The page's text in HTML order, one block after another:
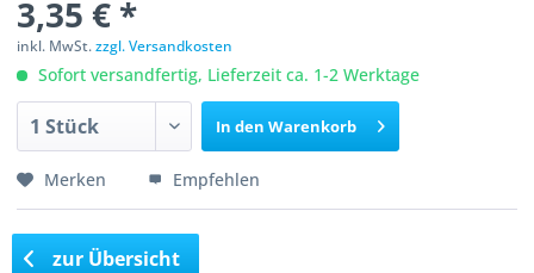
3,35 € *
inkl. MwSt.zzgl. Versandkosten
Sofort versandfertig, Lieferzeit ca. 1-2 Werktage
In den Warenkorb
Merken Empfehlen
zur Übersicht